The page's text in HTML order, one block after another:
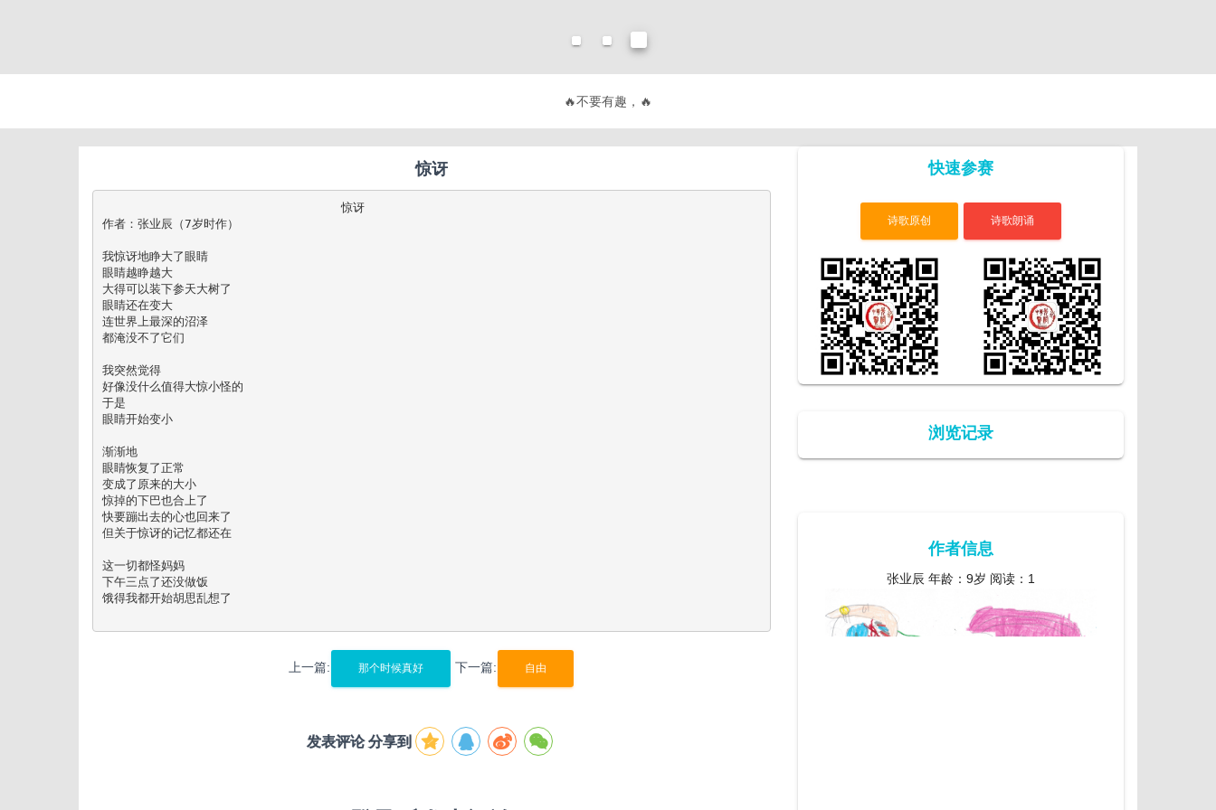
不要有趣，要有用！
惊讶
                                 惊讶
作者：张业辰（7岁时作）
我惊讶地睁大了眼睛
眼睛越睁越大
大得可以装下参天大树了
眼睛还在变大
连世界上最深的沼泽
都淹没不了它们
我突然觉得
好像没什么值得大惊小怪的
于是
眼睛开始变小
渐渐地
眼睛恢复了正常
变成了原来的大小
惊掉的下巴也合上了
快要蹦出去的心也回来了
但关于惊讶的记忆都还在
这一切都怪妈妈
下午三点了还没做饭
饿得我都开始胡思乱想了
上一篇: 那个时候真好 下一篇: 自由
发表评论 分享到
快速参赛
诗歌原创 诗歌朗诵
浏览记录
作者信息
张业辰 年龄：9岁 阅读：1